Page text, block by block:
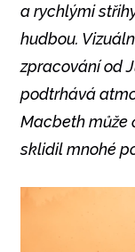
a rychlými
hudbou.
zpracování od
podtrhává
Macbeth může
sklidil mnohé